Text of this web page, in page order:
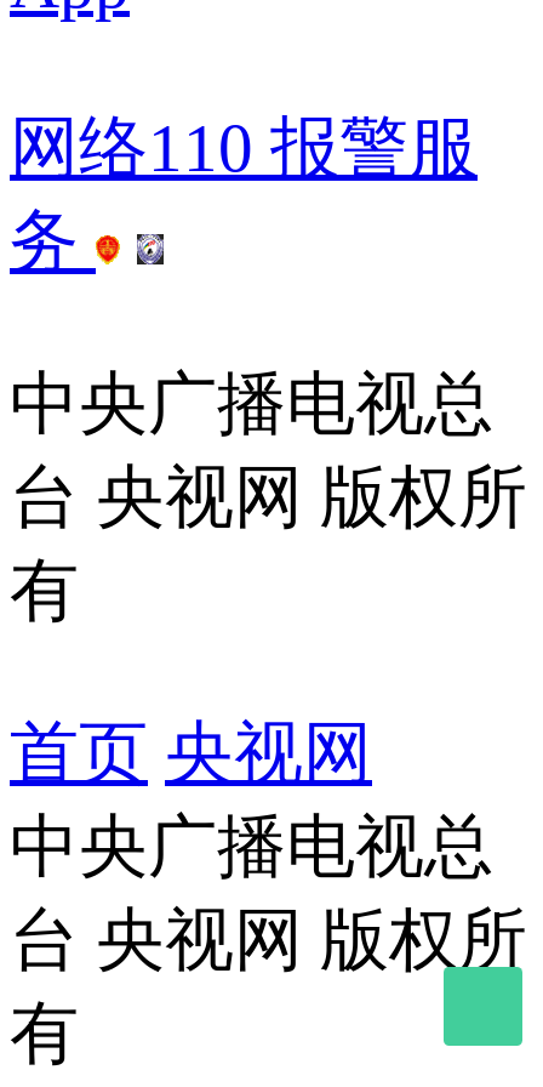
网络110 报警服
务
中央广播电视总
台 央视网 版权所
有
首页 央视网
中央广播电视总
台 央视网 版权所
有